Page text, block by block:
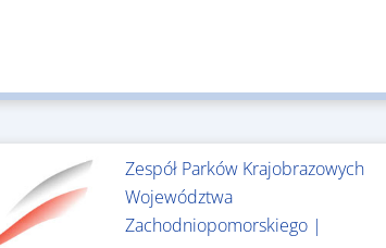
Zespół Parków Krajobrazowych
Województwa
Zachodniopomorskiego |